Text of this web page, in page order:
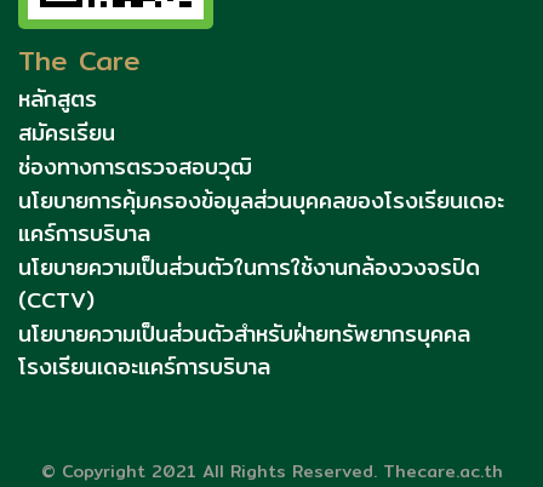
The Care
หลักสูตร
สมัครเรียน
ช่องทางการตรวจสอบวุฒิ
นโยบายการคุ้มครองข้อมูลส่วนบุคคลของโรงเรียนเดอะ
แคร์การบริบาล
นโยบายความเป็นส่วนตัวในการใช้งานกล้องวงจรปิด
(CCTV)
นโยบายความเป็นส่วนตัวสำหรับฝ่ายทรัพยากรบุคคล
โรงเรียนเดอะแคร์การบริบาล
© Copyright 2021 All Rights Reserved. Thecare.ac.th